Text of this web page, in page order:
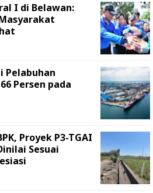
I di Belawan:
Pelabuhan
Persen pada
Proyek P3-TGAI
Sesuai